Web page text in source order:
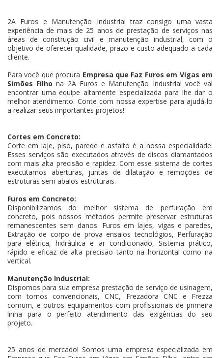
2A Furos e Manutenção Industrial traz consigo uma vasta
experiência de mais de 25 anos de prestação de serviços nas
áreas de construção civil e manutenção industrial, com o
objetivo de oferecer qualidade, prazo e custo adequado a cada
cliente.
Para você que procura Empresa que Faz Furos em Vigas em
Simões Filho na 2A Furos e Manutenção Industrial você vai
encontrar uma equipe altamente especializada para lhe dar o
melhor atendimento. Conte com nossa expertise para ajudá-lo
a realizar seus importantes projetos!
Cortes em Concreto:
Corte em laje, piso, parede e asfalto é a nossa especialidade.
Esses serviços são executados através de discos diamantados
com mais alta precisão e rapidez. Com esse sistema de cortes
executamos aberturas, juntas de dilatação e remoções de
estruturas sem abalos estruturais.
Furos em Concreto:
Disponibilizamos do melhor sistema de perfuração em
concreto, pois nossos métodos permite preservar estruturas
remanescentes sem danos. Furos em lajes, vigas e paredes,
Extração de corpo de prova ensaios tecnológios, Perfuração
para elétrica, hidráulica e ar condicionado, Sistema prático,
rápido e eficaz de alta precisão tanto na horizontal como na
vertical.
Manutenção Industrial:
Dispomos para sua empresa prestação de serviço de usinagem,
com tornos convencionais, CNC, Frezadora CNC e Frezza
comum, e outros equipamentos com profissionais de primeira
linha para o perfeito atendimento das exigências do seu
projeto.
25 anos de mercado! Somos uma empresa especializada em